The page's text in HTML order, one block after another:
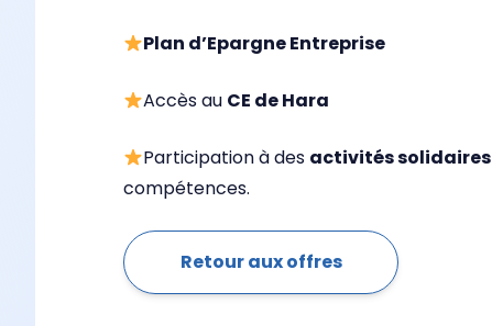
Plan d’Epargne Entreprise
Accès au CE de Hara
Participation à des activités solidaires
compétences.
Retour aux offres